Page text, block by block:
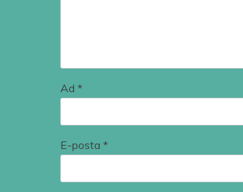
Ad *
E-posta *